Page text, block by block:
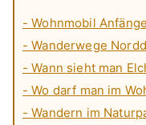
- Wohnmobil
- Wanderwege
- Wann sieht man
- Wo darf man im
- Wandern im